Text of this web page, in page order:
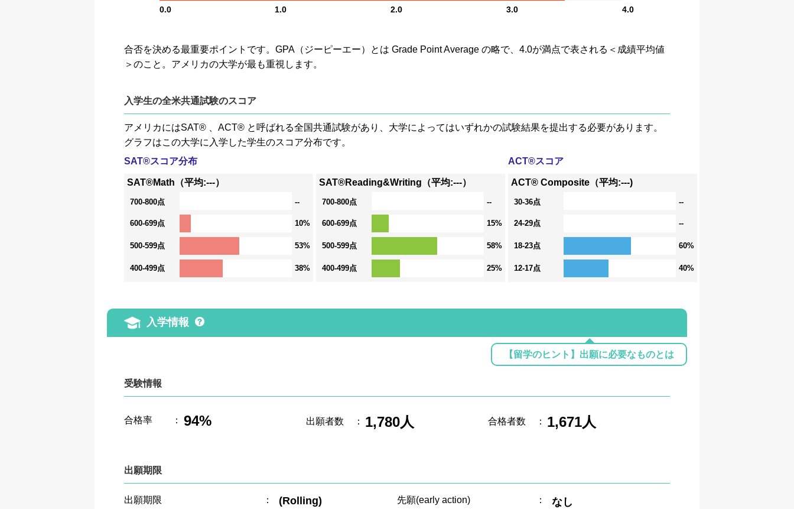
0.0 1.0 2.0 3.0 4.0
合否を決める最重要ポイントです。GPA（ジーピーエー）とは Grade Point Average の略で、4.0が満点で表される＜成績平均値
＞のこと。アメリカの大学が最も重視します。
入学生の全米共通試験のスコア
アメリカにはSAT® 、ACT® と呼ばれる全国共通試験があり、大学によってはいずれかの試験結果を提出する必要があります。
グラフはこの大学に入学した学生のスコア分布です。
SAT®スコア分布
SAT®Math（平均:---）
700-800点 --
600-699点 10%
500-599点 53%
400-499点 38%
SAT®Reading&Writing（平均:---）
700-800点 --
600-699点 15%
500-599点 58%
400-499点 25%
ACT®スコア
ACT® Composite（平均:---)
30-36点 --
24-29点 --
18-23点 60%
12-17点 40%
入学情報
【留学のヒント】出願に必要なものとは
受験情報
合格率 ： 94% 出願者数 ： 1,780人 合格者数 ： 1,671人
出願期限
出願期限 ： (Rolling) 先願(early action) ： なし